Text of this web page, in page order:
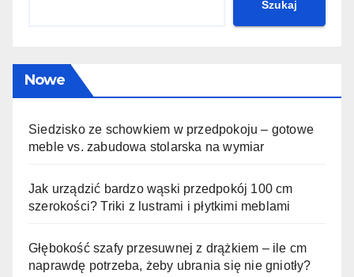
Szukaj
Nowe
Siedzisko ze schowkiem w przedpokoju – gotowe
meble vs. zabudowa stolarska na wymiar
Jak urządzić bardzo wąski przedpokój 100 cm
szerokości? Triki z lustrami i płytkimi meblami
Głębokość szafy przesuwnej z drążkiem – ile cm
naprawdę potrzeba, żeby ubrania się nie gniotły?